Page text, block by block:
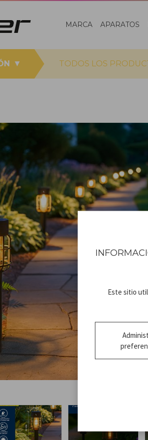
MARCA APARATOS
TODOS LOS
Este sitio